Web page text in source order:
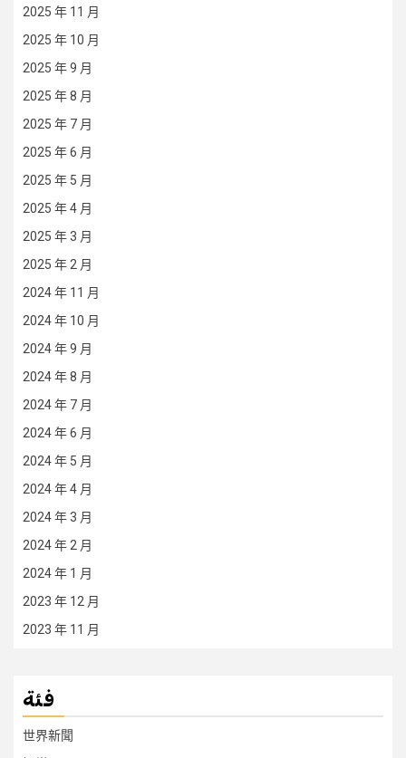
2025 年 11 月
2025 年 10 月
2025 年 9 月
2025 年 8 月
2025 年 7 月
2025 年 6 月
2025 年 5 月
2025 年 4 月
2025 年 3 月
2025 年 2 月
2024 年 11 月
2024 年 10 月
2024 年 9 月
2024 年 8 月
2024 年 7 月
2024 年 6 月
2024 年 5 月
2024 年 4 月
2024 年 3 月
2024 年 2 月
2024 年 1 月
2023 年 12 月
2023 年 11 月
فئة
世界新聞